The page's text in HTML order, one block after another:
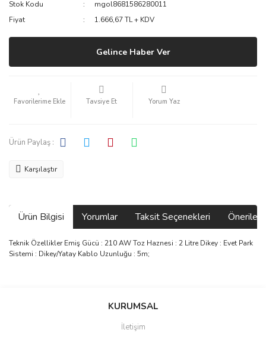
Stok Kodu
mgol8681586280011
Fiyat
1.666,67 TL + KDV
Gelince Haber Ver
Tavsiye Et Yorum Yaz
Ürün Paylaş :
Karşılaştır
Ürün Bilgisi Yorumlar Taksit Seçenekleri
Teknik Özellikler Emiş Gücü : 210 AW Toz Haznesi : 2 Litre Dikey : Evet Park
Sistemi : Dikey/Yatay Kablo Uzunluğu : 5m;
Bu ürüne ilk yorumu siz yapın!
KURUMSAL
İletişim